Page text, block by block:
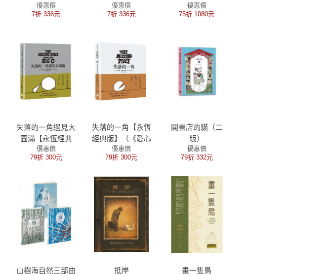
繪本】（附安全無
毒趾甲貼紙＋中英
優惠價
7折 336元
繪本】（附安全無
毒五官配對卡＋中
優惠價
7折 336元
書(《手指頭變變
變》+《小臉蛋變
優惠價
75折 1080元
失落的一角遇見大
圓滿【永恆經典
版】（《愛心樹》
作者謝爾．希爾弗
林世仁新譯版本）
優惠價
79折 300元
失落的一角【永恆
經典版】（《愛心
樹》作者謝爾．希
爾弗斯坦X金鼎獎
本）
優惠價
79折 300元
開書店的貓（二
版）
優惠價
79折 332元
山樹海自然三部曲
抵岸 畫一隻鳥